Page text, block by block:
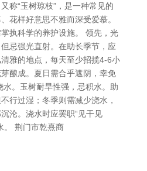
称“玉树琼枝”，是一种常见的
花样好意思不雅而深受爱慕。
执科学的养护设施。 领先，光
忌强光直射。在助长季节，应
雅的地点，每天至少招揽4-6小
酿成。夏日需合乎遮阴，幸免
。玉树耐旱性强，忌积水。助
行过湿；冬季则需减少浇水，
沦。浇水时应罢职“见干见
。 荆门市乾熹商